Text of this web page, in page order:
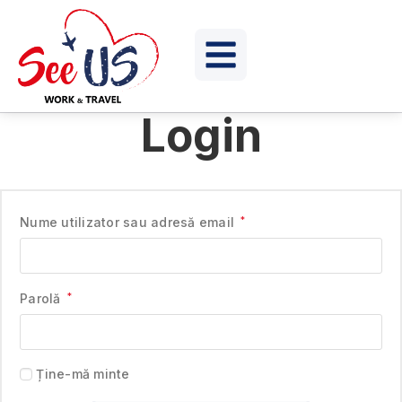
Login
Nume utilizator sau adresă email *
Parolă *
Ține-mă minte